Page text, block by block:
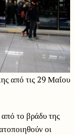
από τις 29 Μαΐου
από το βράδυ της
οι